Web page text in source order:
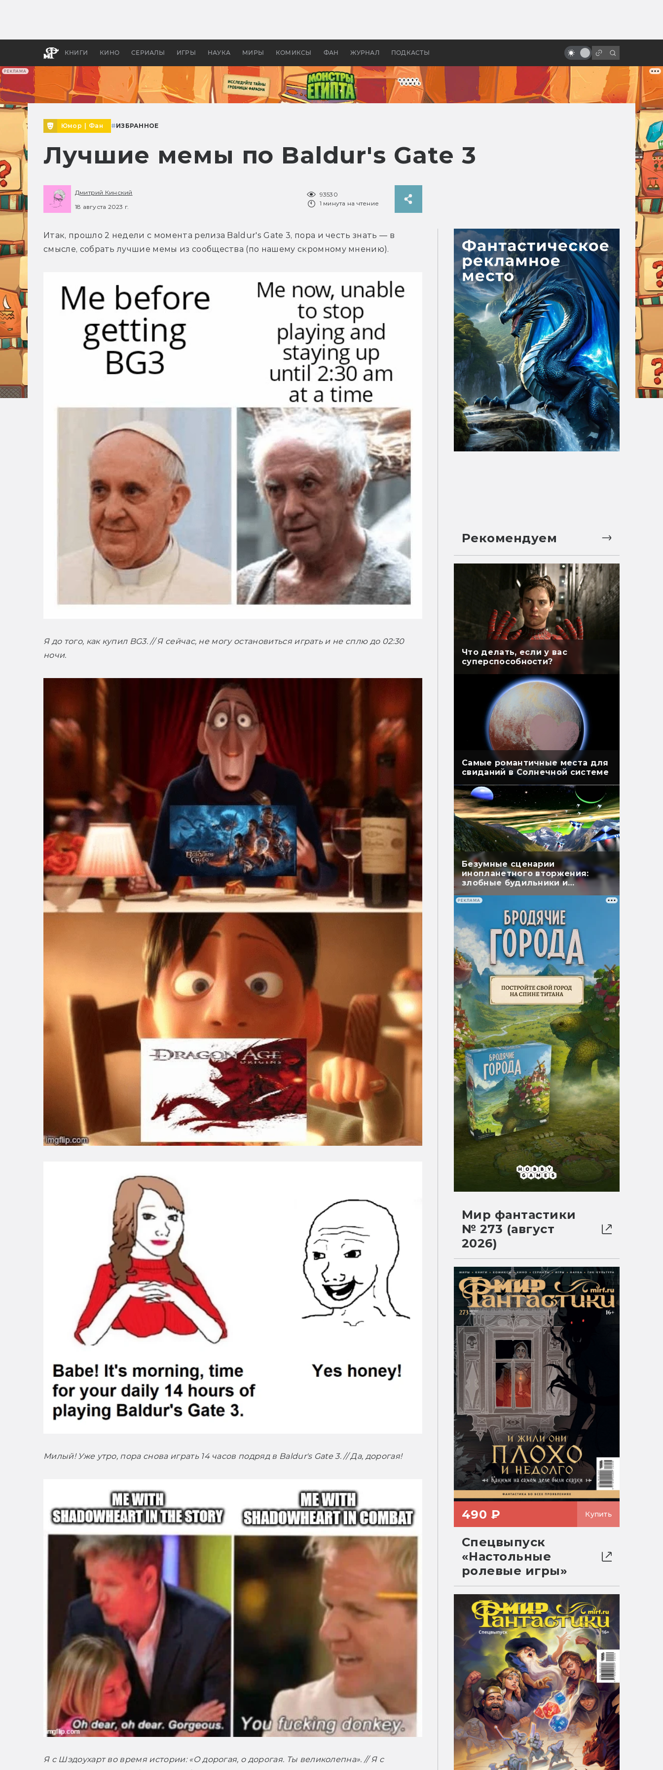
РЕКЛАМА
КНИГИ КИНО СЕРИАЛЫ ИГРЫ НАУКА МИРЫ КОМИКСЫ ФАН ЖУРНАЛ ПОДКАСТЫ
апокалипсис, в России —
бы «Властелина колец»
продолжается конец света
Юмор Фан #ИЗБРАННОЕ
Лучшие мемы по Baldur's Gate 3
Дмитрий Кинский
18 августа 2023 г.
93530
1 минута на чтение
Итак, прошло 2 недели с момента релиза Baldur's Gate 3, пора и честь знать — в
смысле, собрать лучшие мемы из сообщества (по нашему скромному мнению).
Я до того, как купил BG3. // Я сейчас, не могу остановиться играть и не сплю до 02:30
ночи.
Милый! Уже утро, пора снова играть 14 часов подряд в Baldur's Gate 3. // Да, дорогая!
Я с Шэдоухарт во время истории: «О дорогая, о дорогая. Ты великолепна». // Я с
Рекомендуем
Что делать, если у вас
суперспособности?
Самые романтичные места для
свиданий в Солнечной системе
Безумные сценарии
инопланетного вторжения:
злобные будильники и
бессмертные огурцы
РЕКЛАМА
Мир фантастики
№ 273 (август
2026)
490 ₽ Купить
Спецвыпуск
«Настольные
ролевые игры»